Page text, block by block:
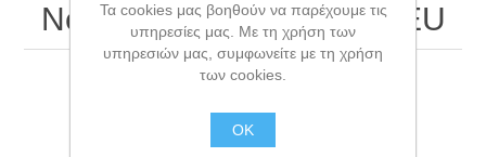
Neon M Tape 5 m green EU
Κατασκευαστής:
Τα cookies μας βοηθούν να παρέχουμε τις
υπηρεσίες μας. Με τη χρήση των
υπηρεσιών μας, συμφωνείτε με τη χρήση
των cookies.
ΟΚ